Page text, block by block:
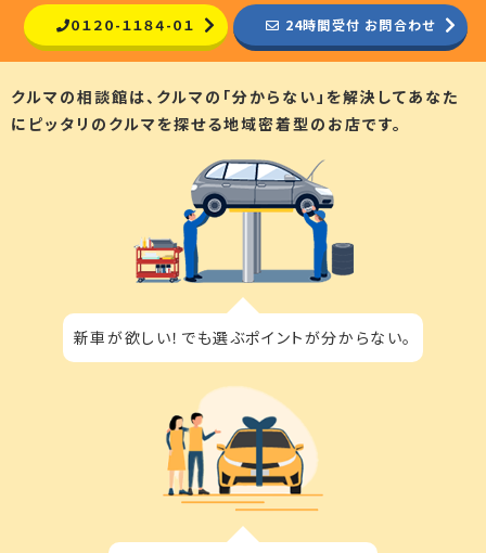
０１２０-１１８４-０１ 24時間受付 お問合わせ
クルマの相談館は、クルマの「分からない」を解決してあなた
にピッタリのクルマを探せる地域密着型のお店です。
新車が欲しい！でも選ぶポイントが分からない。